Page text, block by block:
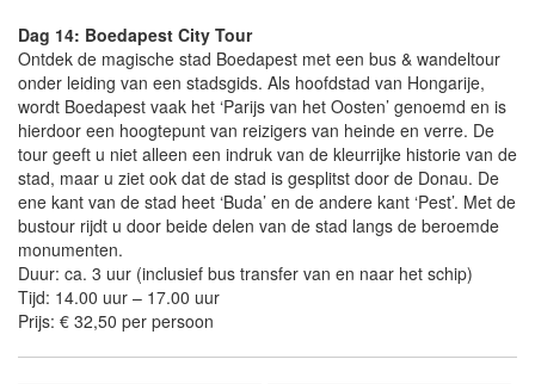
Dag 14: Boedapest City Tour
Ontdek de magische stad Boedapest met een bus & wandeltour
onder leiding van een stadsgids. Als hoofdstad van Hongarije,
wordt Boedapest vaak het ‘Parijs van het Oosten’ genoemd en is
hierdoor een hoogtepunt van reizigers van heinde en verre. De
tour geeft u niet alleen een indruk van de kleurrijke historie van de
stad, maar u ziet ook dat de stad is gesplitst door de Donau. De
ene kant van de stad heet ‘Buda’ en de andere kant ‘Pest’. Met de
bustour rijdt u door beide delen van de stad langs de beroemde
monumenten.
Duur: ca. 3 uur (inclusief bus transfer van en naar het schip)
Tijd: 14.00 uur – 17.00 uur
Prijs: € 32,50 per persoon